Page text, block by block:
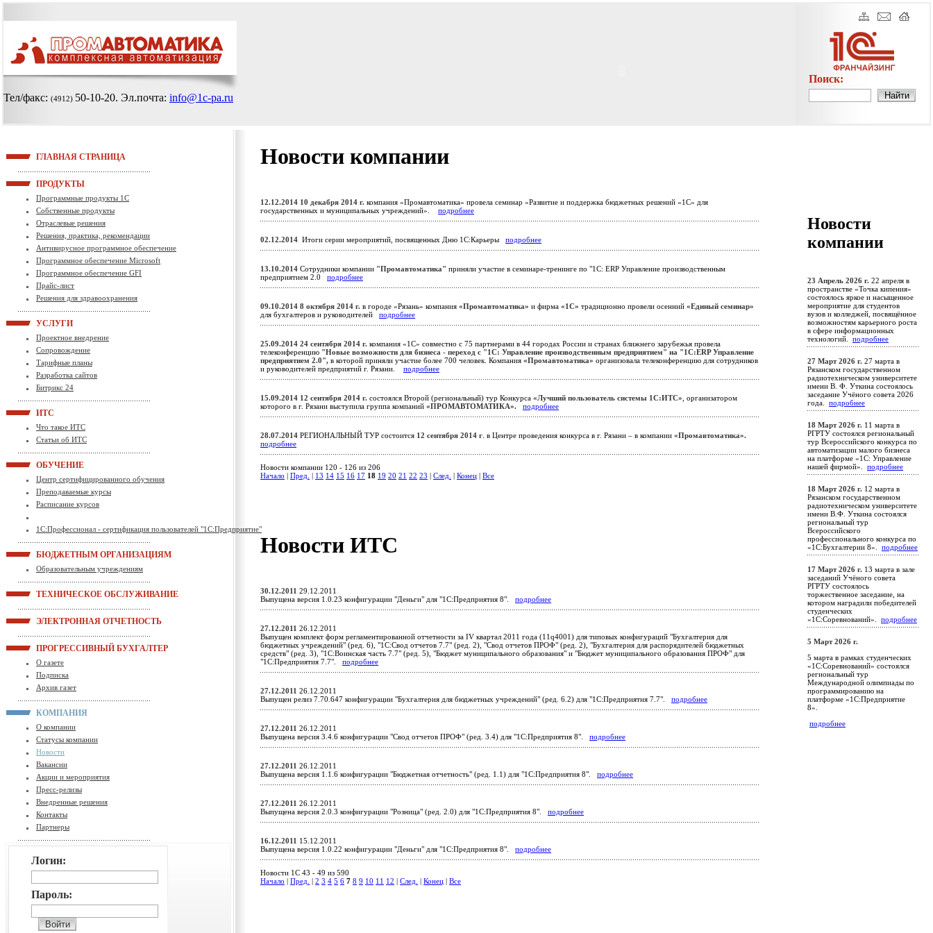
Тел/факс: (4912) 50-10-20. Эл.почта: info@1c-pa.ru
Поиск:
ГЛАВНАЯ СТРАНИЦА
ПРОДУКТЫ
Программные продукты 1С
Собственные продукты
Отраслевые решения
Решения, практика, рекомендации
Антивирусное программное обеспечение
Программное обеспечение Microsoft
Программное обеспечение GFI
Прайс-лист
Решения для здравоохранения
УСЛУГИ
Проектное внедрение
Сопровождение
Тарифные планы
Разработка сайтов
Битрикс 24
ИТС
Что такое ИТС
Статьи об ИТС
ОБУЧЕНИЕ
Центр сертифицированного обучения
Преподаваемые курсы
Расписание курсов
1С:Профессионал - сертификация пользователей "1С:Предприятие"
БЮДЖЕТНЫМ ОРГАНИЗАЦИЯМ
Образовательным учреждениям
ТЕХНИЧЕСКОЕ ОБСЛУЖИВАНИЕ
ЭЛЕКТРОННАЯ ОТЧЕТНОСТЬ
ПРОГРЕССИВНЫЙ БУХГАЛТЕР
О газете
Подписка
Архив газет
КОМПАНИЯ
О компании
Статусы компании
Новости
Вакансии
Акции и мероприятия
Пресс-релизы
Внедренные решения
Контакты
Партнеры
Логин:
Пароль:
Новости компании
12.12.2014 10 декабря 2014 г. компания «Промавтоматика» провела семинар «Развитие и поддержка бюджетных решений «1С» для
государственных и муниципальных учреждений». подробнее
02.12.2014 Итоги серии мероприятий, посвященных Дню 1С:Карьеры подробнее
13.10.2014 Сотрудники компании "Промавтоматика" приняли участие в семинаре-тренинге по "1С: ERP Управление производственным
предприятием 2.0 подробнее
09.10.2014 8 октября 2014 г. в городе «Рязань» компания «Промавтоматика» и фирма «1С» традиционно провели осенний «Единый семинар»
для бухгалтеров и руководителей подробнее
25.09.2014 24 сентября 2014 г. компания «1С» совместно с 75 партнерами в 44 городах России и странах ближнего зарубежья провела
телеконференцию "Новые возможности для бизнеса - переход с "1С: Управление производственным предприятием" на "1С:ERP Управление
предприятием 2.0", в которой приняли участие более 700 человек. Компания «Промавтоматика» организовала телеконференцию для сотрудников
и руководителей предприятий г. Рязани. подробнее
15.09.2014 12 сентября 2014 г. состоялся Второй (региональный) тур Конкурса «Лучший пользователь системы 1С:ИТС», организатором
которого в г. Рязани выступила группа компаний «ПРОМАВТОМАТИКА». подробнее
28.07.2014 РЕГИОНАЛЬНЫЙ ТУР состоится 12 сентября 2014 г. в Центре проведения конкурса в г. Рязани – в компании «Промавтоматика».
подробнее
Новости компании 120 - 126 из 206
Начало
Пред. 13 14 15 16 17 18 19 20 21 22 23 След. Конец Все
Новости ИТС
30.12.2011 29.12.2011
Выпущена версия 1.0.23 конфигурации "Деньги" для "1С:Предприятия 8". подробнее
27.12.2011 26.12.2011
Выпущен комплект форм регламентированной отчетности за IV квартал 2011 года (11q4001) для типовых конфигураций "Бухгалтерия для
бюджетных учреждений" (ред. 6), "1С:Свод отчетов 7.7" (ред. 2), "Свод отчетов ПРОФ" (ред. 2), "Бухгалтерия для распорядителей бюджетных
средств" (ред. 3), "1С:Воинская часть 7.7" (ред. 5), "Бюджет муниципального образования" и "Бюджет муниципального образования ПРОФ" для
"1С:Предприятия 7.7". подробнее
27.12.2011 26.12.2011
Выпущен релиз 7.70.647 конфигурации "Бухгалтерия для бюджетных учреждений" (ред. 6.2) для "1С:Предприятия 7.7". подробнее
27.12.2011 26.12.2011
Выпущена версия 3.4.6 конфигурации "Свод отчетов ПРОФ" (ред. 3.4) для "1С:Предприятия 8". подробнее
27.12.2011 26.12.2011
Выпущена версия 1.1.6 конфигурации "Бюджетная отчетность" (ред. 1.1) для "1С:Предприятия 8". подробнее
27.12.2011 26.12.2011
Выпущена версия 2.0.3 конфигурации "Розница" (ред. 2.0) для "1С:Предприятия 8". подробнее
16.12.2011 15.12.2011
Выпущена версия 1.0.22 конфигурации "Деньги" для "1С:Предприятия 8". подробнее
Новости 1C 43 - 49 из 590
Начало
Пред. 2 3 4 5 6 7 8 9 10 11 12 След. Конец Все
Новости
компании
23 Апрель 2026 г. 22 апреля в
пространстве «Точка кипения»
состоялось яркое и насыщенное
мероприятие для студентов
вузов и колледжей, посвящённое
возможностям карьерного роста
в сфере информационных
технологий. подробнее
27 Март 2026 г. 27 марта в
Рязанском государственном
радиотехническом университете
имени В. Ф. Уткина состоялось
заседание Учёного совета 2026
года. подробнее
18 Март 2026 г. 11 марта в
РГРТУ состоялся региональный
тур Всероссийского конкурса по
автоматизации малого бизнеса
на платформе «1С: Управление
нашей фирмой». подробнее
18 Март 2026 г. 12 марта в
Рязанском государственном
радиотехническом университете
имени В.Ф. Уткина состоялся
региональный тур
Всероссийского
профессионального конкурса по
«1С:Бухгалтерии 8». подробнее
17 Март 2026 г. 13 марта в зале
заседаний Учёного совета
РГРТУ состоялось
торжественное заседание, на
котором наградили победителей
студенческих
«1С:Соревнований». подробнее
5 Март 2026 г.
5 марта в рамках студенческих
«1С:Соревнований» состоялся
региональный тур
Международной олимпиады по
программированию на
платформе «1С:Предприятие
8».
подробнее